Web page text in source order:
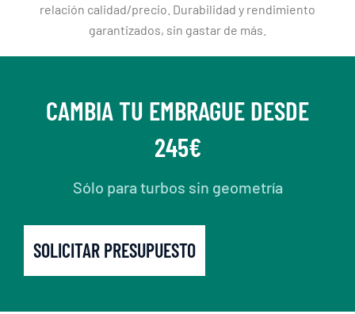
relación calidad/precio. Durabilidad y rendimiento
garantizados, sin gastar de más.
CAMBIA TU EMBRAGUE DESDE
245€
Sólo para turbos sin geometría
SOLICITAR PRESUPUESTO